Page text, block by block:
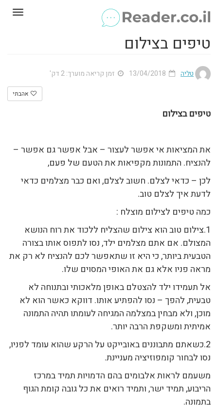
טיפים בצילום
טליה זמן קריאה מוערך: 2 דק'
אהבתי
טיפים בצילום
את המציאות אי אפשר לעצור – אבל אפשר גם אפשר –
להנציח. התמונות מקפיאות את הטעם של פעם,
לכן – כדאי לצלם. חשוב לצלם, ואם כבר מצלמים כדאי
לדעת איך לצלם טוב.
כמה טיפים לצילום מוצלח :
1.צילום טוב הוא צילום שהצליח ללכוד את רוח הנושא
המצולם. אם אתם מצלמים ילד, נסו לתפוס אותו בצורה
הטבעית ביותר, כי היא זו שתאפשר לכם להנציח לא רק את
מראה פניו אלא גם את האופי המסוים שלו.
אל תעמידו ילד להצטלם באופן מלאכותי ובתנוחה לא
טבעית, להפך – נסו להפתיע אותו. דווקא כאשר הוא לא
מוכן, ולא מבחין במצלמה המגיחה לעומתו תהיה התמונה
אמיתית ומשקפת הרבה יותר.
2.כשאתם מתבוננים באובייקט על הרקע שהוא עומד לפניו,
נסו לבחור קומפוזיציה מעניינת.
משעמם לראות אלבומים בהם הדמויות תמיד במרכז
הריבוע, תמיד ישר, ותמיד רואים את כל גובה קומת הגוף
בתמונה.